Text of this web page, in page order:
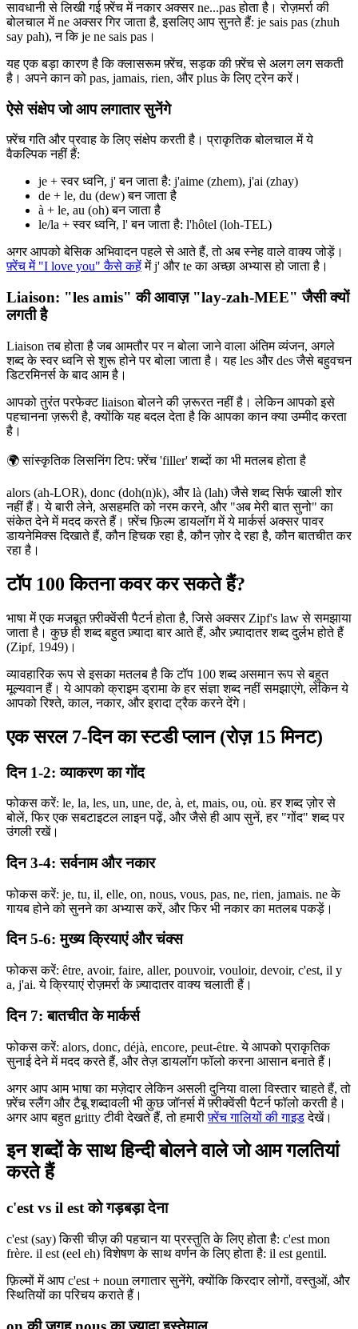
सावधानी से लिखी गई फ़्रेंच में नकार अक्सर ne...pas होता है। रोज़मर्रा की
बोलचाल में ne अक्सर गिर जाता है, इसलिए आप सुनते हैं: je sais pas (zhuh
say pah), न कि je ne sais pas।
यह एक बड़ा कारण है कि क्लासरूम फ़्रेंच, सड़क की फ़्रेंच से अलग लग सकती
है। अपने कान को pas, jamais, rien, और plus के लिए ट्रेन करें।
ऐसे संक्षेप जो आप लगातार सुनेंगे
फ़्रेंच गति और प्रवाह के लिए संक्षेप करती है। प्राकृतिक बोलचाल में ये
वैकल्पिक नहीं हैं:
je + स्वर ध्वनि, j' बन जाता है: j'aime (zhem), j'ai (zhay)
de + le, du (dew) बन जाता है
à + le, au (oh) बन जाता है
le/la + स्वर ध्वनि, l' बन जाता है: l'hôtel (loh-TEL)
अगर आपको बेसिक अभिवादन पहले से आते हैं, तो अब स्नेह वाले वाक्य जोड़ें।
फ़्रेंच में "I love you" कैसे कहेंमें j' और te का अच्छा अभ्यास हो जाता है।
Liaison: "les amis" की आवाज़ "lay-zah-MEE" जैसी क्यों
लगती है
Liaison तब होता है जब आमतौर पर न बोला जाने वाला अंतिम व्यंजन, अगले
शब्द के स्वर ध्वनि से शुरू होने पर बोला जाता है। यह les और des जैसे बहुवचन
डिटरमिनर्स के बाद आम है।
आपको तुरंत परफेक्ट liaison बोलने की ज़रूरत नहीं है। लेकिन आपको इसे
पहचानना ज़रूरी है, क्योंकि यह बदल देता है कि आपका कान क्या उम्मीद करता
है।
🌍सांस्कृतिक लिसनिंग टिप: फ़्रेंच 'filler' शब्दों का भी मतलब होता है
alors (ah-LOR), donc (doh(n)k), और là (lah) जैसे शब्द सिर्फ खाली शोर
नहीं हैं। ये बारी लेने, असहमति को नरम करने, और "अब मेरी बात सुनो" का
संकेत देने में मदद करते हैं। फ़्रेंच फ़िल्म डायलॉग में ये मार्कर्स अक्सर पावर
डायनेमिक्स दिखाते हैं, कौन हिचक रहा है, कौन ज़ोर दे रहा है, कौन बातचीत कर
रहा है।
टॉप 100 कितना कवर कर सकते हैं?
भाषा में एक मजबूत फ़्रीक्वेंसी पैटर्न होता है, जिसे अक्सर Zipf's law से समझाया
जाता है। कुछ ही शब्द बहुत ज़्यादा बार आते हैं, और ज़्यादातर शब्द दुर्लभ होते हैं
(Zipf, 1949)।
व्यावहारिक रूप से इसका मतलब है कि टॉप 100 शब्द असमान रूप से बहुत
मूल्यवान हैं। ये आपको क्राइम ड्रामा के हर संज्ञा शब्द नहीं समझाएंगे, लेकिन ये
आपको रिश्ते, काल, नकार, और इरादा ट्रैक करने देंगे।
एक सरल 7-दिन का स्टडी प्लान (रोज़ 15 मिनट)
दिन 1-2: व्याकरण का गोंद
फोकस करें: le, la, les, un, une, de, à, et, mais, ou, où. हर शब्द ज़ोर से
बोलें, फिर एक सबटाइटल लाइन पढ़ें, और जैसे ही आप सुनें, हर "गोंद" शब्द पर
उंगली रखें।
दिन 3-4: सर्वनाम और नकार
फोकस करें: je, tu, il, elle, on, nous, vous, pas, ne, rien, jamais. ne के
गायब होने को सुनने का अभ्यास करें, और फिर भी नकार का मतलब पकड़ें।
दिन 5-6: मुख्य क्रियाएं और चंक्स
फोकस करें: être, avoir, faire, aller, pouvoir, vouloir, devoir, c'est, il y
a, j'ai. ये क्रियाएं रोज़मर्रा के ज़्यादातर वाक्य चलाती हैं।
दिन 7: बातचीत के मार्कर्स
फोकस करें: alors, donc, déjà, encore, peut-être. ये आपको प्राकृतिक
सुनाई देने में मदद करते हैं, और तेज़ डायलॉग फॉलो करना आसान बनाते हैं।
अगर आप आम भाषा का मज़ेदार लेकिन असली दुनिया वाला विस्तार चाहते हैं, तो
फ़्रेंच स्लैंग और टैबू शब्दावली भी कुछ जॉनर्स में फ़्रीक्वेंसी पैटर्न फॉलो करती है।
अगर आप बहुत gritty टीवी देखते हैं, तो हमारीफ़्रेंच गालियों की गाइडदेखें।
इन शब्दों के साथ हिन्दी बोलने वाले जो आम गलतियां
करते हैं
c'est vs il est को गड़बड़ा देना
c'est (say) किसी चीज़ की पहचान या प्रस्तुति के लिए होता है: c'est mon
frère. il est (eel eh) विशेषण के साथ वर्णन के लिए होता है: il est gentil.
फ़िल्मों में आप c'est + noun लगातार सुनेंगे, क्योंकि किरदार लोगों, वस्तुओं, और
स्थितियों का परिचय कराते हैं।